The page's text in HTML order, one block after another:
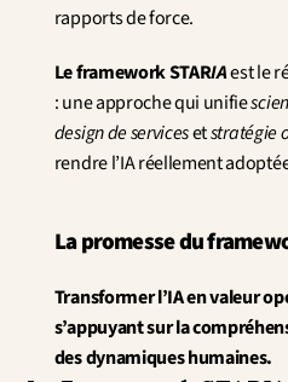
Immobilier
Banque et Assurance
Mobilité et Transport
Énergie
Digital & Tech
Territoires & Place Making
rapports de force.
Le framework STARIA est le
: une approche qui unifie
design de services et stratégie
rendre l’IA réellement
La promesse du
Transformer l’IA en valeur
s’appuyant sur la
des dynamiques humaines.